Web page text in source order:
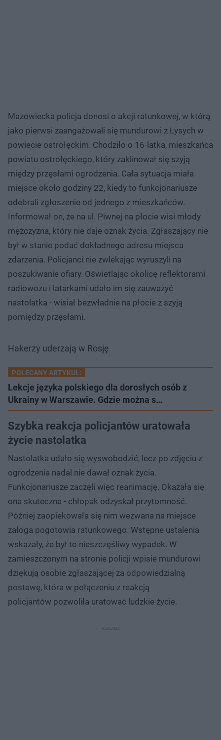
Mazowiecka policja donosi o akcji ratunkowej, w którą
jako pierwsi zaangażowali się mundurowi z Łysych w
powiecie ostrołęckim. Chodziło o 16-latka, mieszkańca
powiatu ostrołęckiego, który zaklinował się szyją
między przęsłami ogrodzenia. Cała sytuacja miała
miejsce około godziny 22, kiedy to funkcjonariusze
odebrali zgłoszenie od jednego z mieszkańców.
Informował on, że na ul. Piwnej na płocie wisi młody
mężczyzna, który nie daje oznak życia. Zgłaszający nie
był w stanie podać dokładnego adresu miejsca
zdarzenia. Policjanci nie zwlekając wyruszyli na
poszukiwanie ofiary. Oświetlając okolicę reflektorami
radiowozu i latarkami udało im się zauważyć
nastolatka - wisiał bezwładnie na płocie z szyją
pomiędzy przęsłami.
Hakerzy uderzają w Rosję
POLECANY ARTYKUŁ:
Lekcje języka polskiego dla dorosłych osób z
Ukrainy w Warszawie. Gdzie można s…
Szybka reakcja policjantów uratowała
życie nastolatka
Nastolatka udało się wyswobodzić, lecz po zdjęciu z
ogrodzenia nadal nie dawał oznak życia.
Funkcjonariusze zaczęli więc reanimację. Okazała się
ona skuteczna - chłopak odzyskał przytomność.
Później zaopiekowała się nim wezwana na miejsce
załoga pogotowia ratunkowego. Wstępne ustalenia
wskazały, że był to nieszczęśliwy wypadek. W
zamieszczonym na stronie policji wpisie mundurowi
dziękują osobie zgłaszającej za odpowiedzialną
postawę, która w połączeniu z reakcją
policjantów pozwoliła uratować ludzkie życie.